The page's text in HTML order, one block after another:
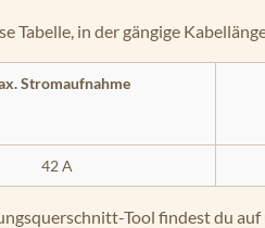
Tabelle, in der gängige
Stromaufnahme
42 A
Tool findest du